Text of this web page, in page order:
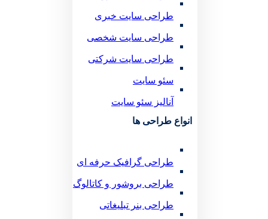
طراحی سایت خبری
طراحی سایت شخصی
طراحی سایت شرکتی
سئو سایت
آنالیز سئو سایت
انواع طراحی ها
طراحی گرافیک حرفه ای
طراحی بروشور و کاتالوگ
طراحی بنر تبلیغاتی